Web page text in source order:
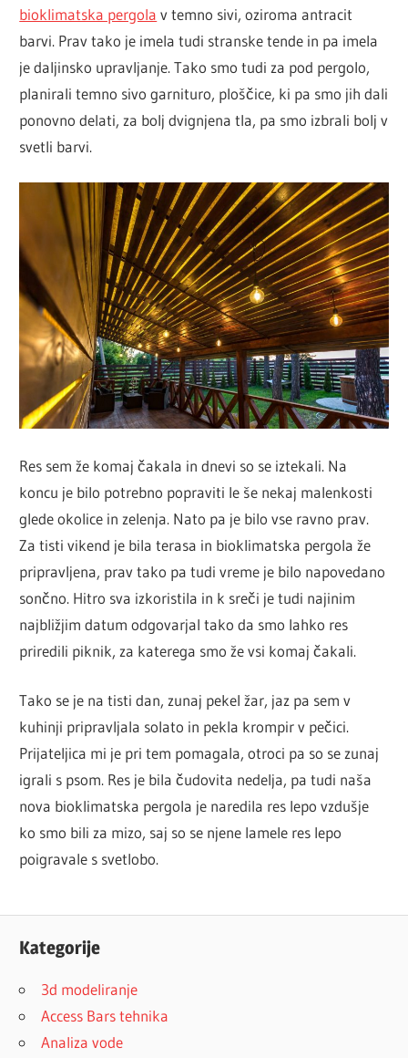
bioklimatska pergola v temno sivi, oziroma antracit
barvi. Prav tako je imela tudi stranske tende in pa imela
je daljinsko upravljanje. Tako smo tudi za pod pergolo,
planirali temno sivo garnituro, ploščice, ki pa smo jih dali
ponovno delati, za bolj dvignjena tla, pa smo izbrali bolj v
svetli barvi.
Res sem že komaj čakala in dnevi so se iztekali. Na
koncu je bilo potrebno popraviti le še nekaj malenkosti
glede okolice in zelenja. Nato pa je bilo vse ravno prav.
Za tisti vikend je bila terasa in bioklimatska pergola že
pripravljena, prav tako pa tudi vreme je bilo napovedano
sončno. Hitro sva izkoristila in k sreči je tudi najinim
najbližjim datum odgovarjal tako da smo lahko res
priredili piknik, za katerega smo že vsi komaj čakali.
Tako se je na tisti dan, zunaj pekel žar, jaz pa sem v
kuhinji pripravljala solato in pekla krompir v pečici.
Prijateljica mi je pri tem pomagala, otroci pa so se zunaj
igrali s psom. Res je bila čudovita nedelja, pa tudi naša
nova bioklimatska pergola je naredila res lepo vzdušje
ko smo bili za mizo, saj so se njene lamele res lepo
poigravale s svetlobo.
Kategorije
3d modeliranje
Access Bars tehnika
Analiza vode